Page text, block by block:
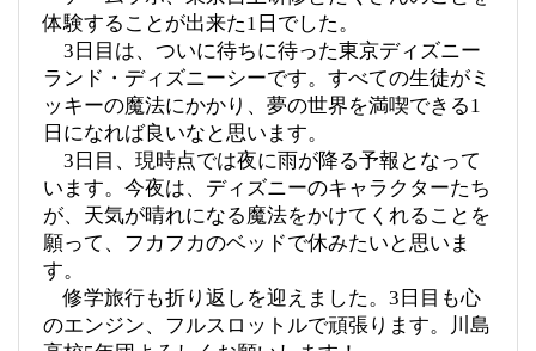
体験することが出来た1日でした。
3日目は、ついに待ちに待った東京ディズニー
ランド・ディズニーシーです。すべての生徒がミ
ッキーの魔法にかかり、夢の世界を満喫できる1
日になれば良いなと思います。
3日目、現時点では夜に雨が降る予報となって
います。今夜は、ディズニーのキャラクターたち
が、天気が晴れになる魔法をかけてくれることを
願って、フカフカのベッドで休みたいと思いま
す。
修学旅行も折り返しを迎えました。3日目も心
のエンジン、フルスロットルで頑張ります。川島